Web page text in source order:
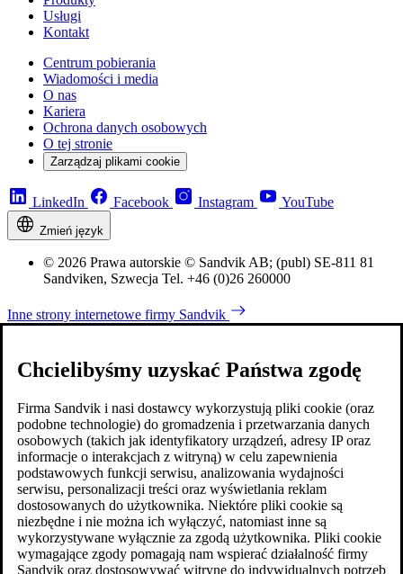
Usługi
Kontakt
Centrum pobierania
Wiadomości i media
O nas
Kariera
Ochrona danych osobowych
O tej stronie
Zarządzaj plikami cookie
LinkedIn Facebook Instagram YouTube
Zmień język
© 2026 Prawa autorskie © Sandvik AB; (publ) SE-811 81
Sandviken, Szwecja Tel. +46 (0)26 260000
Inne strony internetowe firmy Sandvik
Chcielibyśmy uzyskać Państwa zgodę
Firma Sandvik i nasi dostawcy wykorzystują pliki cookie (oraz
podobne technologie) do gromadzenia i przetwarzania danych
osobowych (takich jak identyfikatory urządzeń, adresy IP oraz
informacje o interakcjach z witryną) w celu zapewnienia
podstawowych funkcji serwisu, analizowania wydajności
serwisu, personalizacji treści oraz wyświetlania reklam
dostosowanych do użytkownika. Niektóre pliki cookie są
niezbędne i nie można ich wyłączyć, natomiast inne są
wykorzystywane wyłącznie za zgodą użytkownika. Pliki cookie
wymagające zgody pomagają nam wspierać działalność firmy
Sandvik oraz dostosowywać witrynę do indywidualnych potrzeb